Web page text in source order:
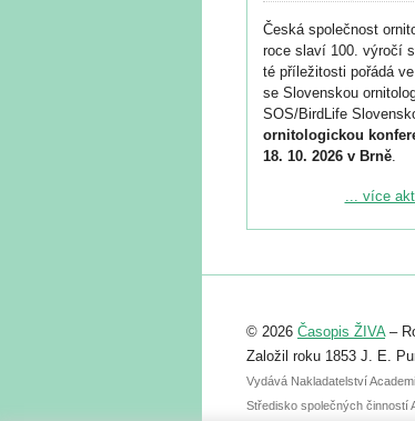
Česká společnost
roce slaví 100. výročí
té příležitosti pořádá
se Slovenskou
SOS/BirdLife
ornitologickou
18. 10. 2026 v Brně.
Podrobnější informace
Registrovat se můžete
abstraktu přihlášené
posteru je už 30.
... více
© 2026 Časopis ŽIVA–
Založil roku 1853 J. E.
Vydává Nakladatelství
Středisko společných činností